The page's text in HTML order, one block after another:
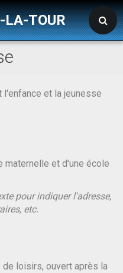
LA-TOUR
et la jeunesse
maternelle et d'une école
pour indiquer l'adresse,
etc.
loisirs, ouvert après la